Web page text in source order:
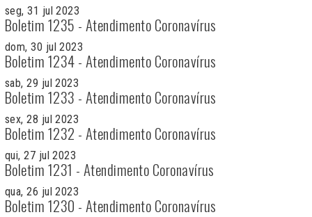
seg, 31 jul 2023
Boletim 1235 - Atendimento Coronavírus
dom, 30 jul 2023
Boletim 1234 - Atendimento Coronavírus
sab, 29 jul 2023
Boletim 1233 - Atendimento Coronavírus
sex, 28 jul 2023
Boletim 1232 - Atendimento Coronavírus
qui, 27 jul 2023
Boletim 1231 - Atendimento Coronavírus
qua, 26 jul 2023
Boletim 1230 - Atendimento Coronavírus